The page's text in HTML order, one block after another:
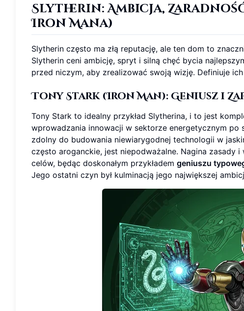
Slytherin: Ambicja,
Iron Mana)
Slytherin często ma złą reputację, ale ten dom to
Slytherin ceni ambicję, spryt i silną chęć bycia
przed niczym, aby zrealizować swoją wizję. Definiuje
Tony Stark (Iron Man): Geniusz i
Tony Stark to idealny przykład Slytherina, i to jest
wprowadzania innowacji w sektorze energetycznym
zdolny do budowania niewiarygodnej technologii w
często aroganckie, jest niepodważalne. Nagina
celów, będąc doskonałym przykładem geniuszu
Jego ostatni czyn był kulminacją jego największej